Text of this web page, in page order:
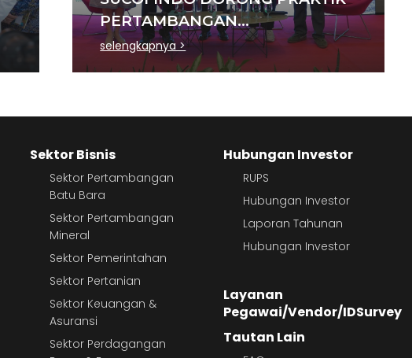
PERTAMBANGAN
BERKELANJUTAN DI SEKTOR
BATU BARA
selengkapnya >
Sektor Bisnis
Sektor Pertambangan
Batu Bara
Sektor Pertambangan
Mineral
Sektor Pemerintahan
Sektor Pertanian
Sektor Keuangan &
Asuransi
Sektor Perdagangan
Hubungan Investor
RUPS
Hubungan Investor
Laporan Tahunan
Hubungan Investor
Layanan
Pegawai/Vendor/IDSurvey
Tautan Lain